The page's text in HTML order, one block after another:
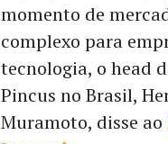
momento de
complexo para
tecnologia, o head
Pincus no Brasil,
Muramoto, disse ao